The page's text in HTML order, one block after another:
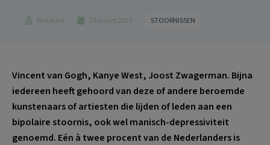
Redactie 30 maart 2023 STOORNISSEN
Vincent van Gogh, Kanye West, Joost Zwagerman. Bijna
iedereen heeft gehoord van deze of andere beroemde
kunstenaars of artiesten die lijden of leden aan een
bipolaire stoornis, ook wel manisch-depressiviteit
genoemd. Eén à twee procent van de Nederlanders is